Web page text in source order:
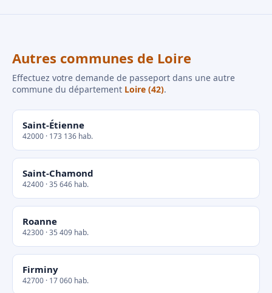
Autres communes de Loire
Effectuez votre demande de passeport dans une autre
commune du département Loire (42).
Saint-Étienne
42000 · 173 136 hab.
Saint-Chamond
42400 · 35 646 hab.
Roanne
42300 · 35 409 hab.
Firminy
42700 · 17 060 hab.